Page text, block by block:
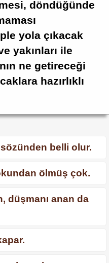
döndüğünde
yola çıkacak
yakınları ile
ne getireceği
hazırlıklı
belli olur.
ölmüş çok.
düşmanı anan da